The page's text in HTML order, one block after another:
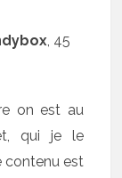
, 45
on est au
qui je le
contenu est